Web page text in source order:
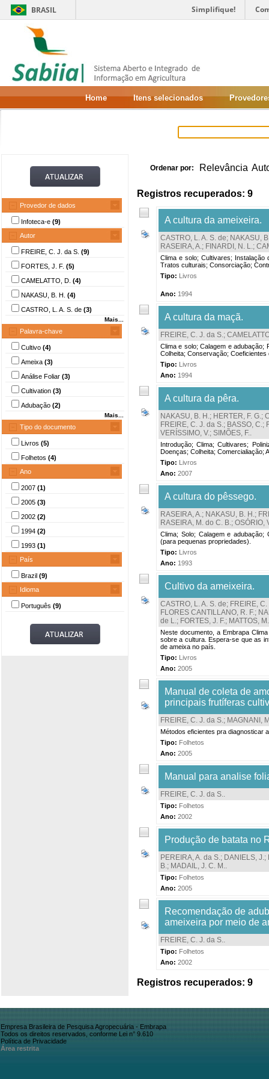
BRASIL Simplifique!
Home Itens selecionados
Provedor de dados
Infoteca-e (9)
Autor
FREIRE, C. J. da S. (9)
FORTES, J. F. (5)
CAMELATTO, D. (4)
NAKASU, B. H. (4)
CASTRO, L. A. S. de (3)
Mais...
Palavra-chave
Cultivo (4)
Ameixa (3)
Análise Foliar (3)
Cultivation (3)
Adubação (2)
Mais...
Tipo do documento
Livros (5)
Folhetos (4)
Ano
2007 (1)
2005 (3)
2002 (2)
1994 (2)
1993 (1)
País
Brazil (9)
Idioma
Português (9)
Ordenar por: Relevância
Registros recuperados: 9
A cultura da ameixeira.
CASTRO, L. A. S. de; NAKASU,
RASEIRA, A.; FINARDI, N. L.;
Clima e solo; Cultivares; Instalação
Tratos culturais; Consorciação;
Tipo: Livros
Ano: 1994
A cultura da maçã.
FREIRE, C. J. da S.;
Clima e solo; Calagem e adubação;
Colheita; Conservação; Coeficientes
Tipo: Livros
Ano: 1994
A cultura da pêra.
NAKASU, B. H.; HERTER, F. G.;
FREIRE, C. J. da S.; BASSO, C.;
VERÍSSIMO, V.; SIMÕES, F..
Introdução; Clima; Cultivares;
Doenças; Colheita; Comercialiação;
Tipo: Livros
Ano: 2007
A cultura do pêssego.
RASEIRA, A.; NAKASU, B. H.;
RASEIRA, M. do C. B.; OSÓRIO,
Clima; Solo; Calagem e adubação;
(para pequenas propriedades).
Tipo: Livros
Ano: 1993
Cultivo da ameixeira.
CASTRO, L. A. S. de; FREIRE,
FLORES CANTILLANO, R. F.;
de L.; FORTES, J. F.; MATTOS,
Neste documento, a Embrapa
sobre a cultura. Espera-se que as
de ameixa no país.
Tipo: Livros
Ano: 2005
Manual de coleta de
principais frutíferas
FREIRE, C. J. da S.; MAGNANI,
Métodos eficientes pra diagnosticar
Tipo: Folhetos
Ano: 2005
Manual para analise
FREIRE, C. J. da S..
Tipo: Folhetos
Ano: 2002
Produção de batata no
PEREIRA, A. da S.; DANIELS, J.;
B.; MADAIL, J. C. M..
Tipo: Folhetos
Ano: 2005
Recomendação de
ameixeira por meio de
FREIRE, C. J. da S..
Tipo: Folhetos
Ano: 2002
Registros recuperados: 9
Empresa Brasileira de Pesquisa Agropecuária - Embrapa
Todos os direitos reservados, conforme Lei n° 9.610
Política de Privacidade
Área restrita